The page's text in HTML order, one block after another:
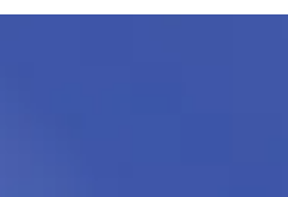
com o volumoso material